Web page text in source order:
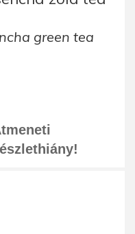
green tea